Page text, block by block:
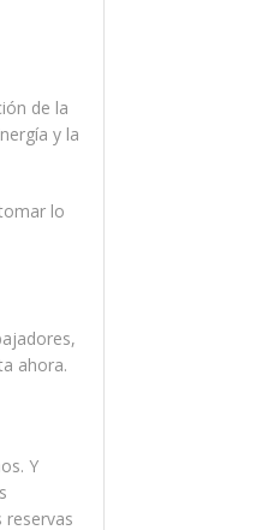
de la
y la
lo
ahora.
Y
reservas